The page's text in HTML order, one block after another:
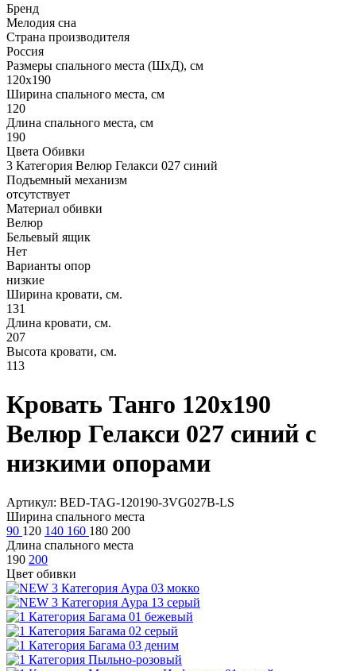
Бренд
Мелодия сна
Страна производителя
Россия
Размеры спального места (ШхД), см
120х190
Ширина спального места, см
120
Длина спального места, см
190
Цвета Обивки
3 Категория Велюр Гелакси 027 синий
Подъемный механизм
отсутствует
Материал обивки
Велюр
Бельевый ящик
Нет
Варианты опор
низкие
Ширина кровати, см.
131
Длина кровати, см.
207
Высота кровати, см.
113
Кровать Танго 120х190
Велюр Гелакси 027 синий с
низкими опорами
Артикул: BED-TAG-120190-3VG027B-LS
Ширина спального места
90 120 140 160 180 200
Длина спального места
190 200
Цвет обивки